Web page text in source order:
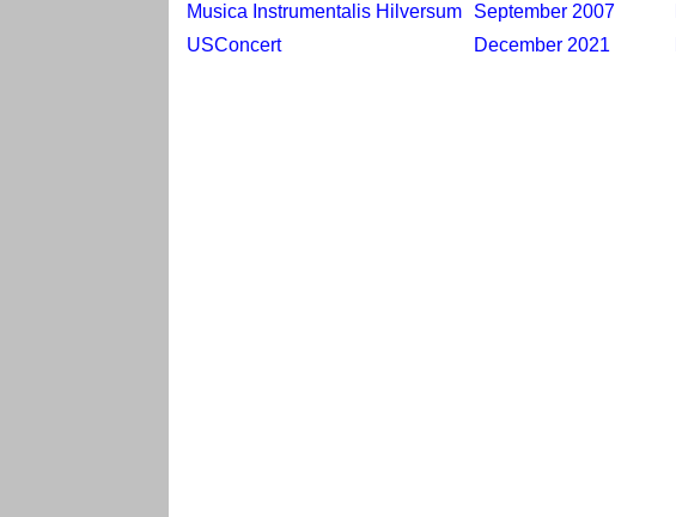
Musica Instrumentalis Hilversum
September 2007
USConcert
December 2021